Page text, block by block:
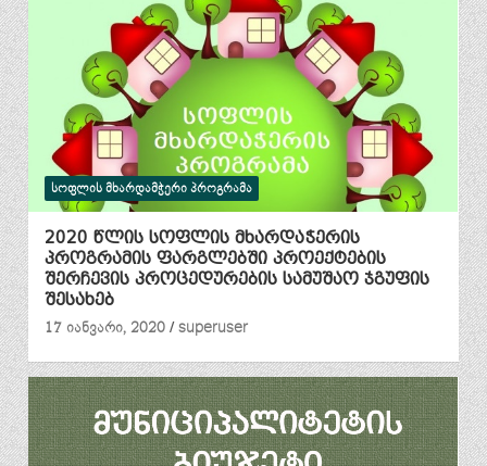
ᲡᲝᲤᲚᲘᲡ ᲛᲮᲐᲠᲓᲐᲛᲭᲔᲠᲘ ᲞᲠᲝᲒᲠᲐᲛᲐ
2020 წლის სოფლის მხარდაჭერის
პროგრამის ფარგლებში პროექტების
შერჩევის პროცედურების სამუშაო ჯგუფის
შესახებ
17 იანვარი, 2020
superuser